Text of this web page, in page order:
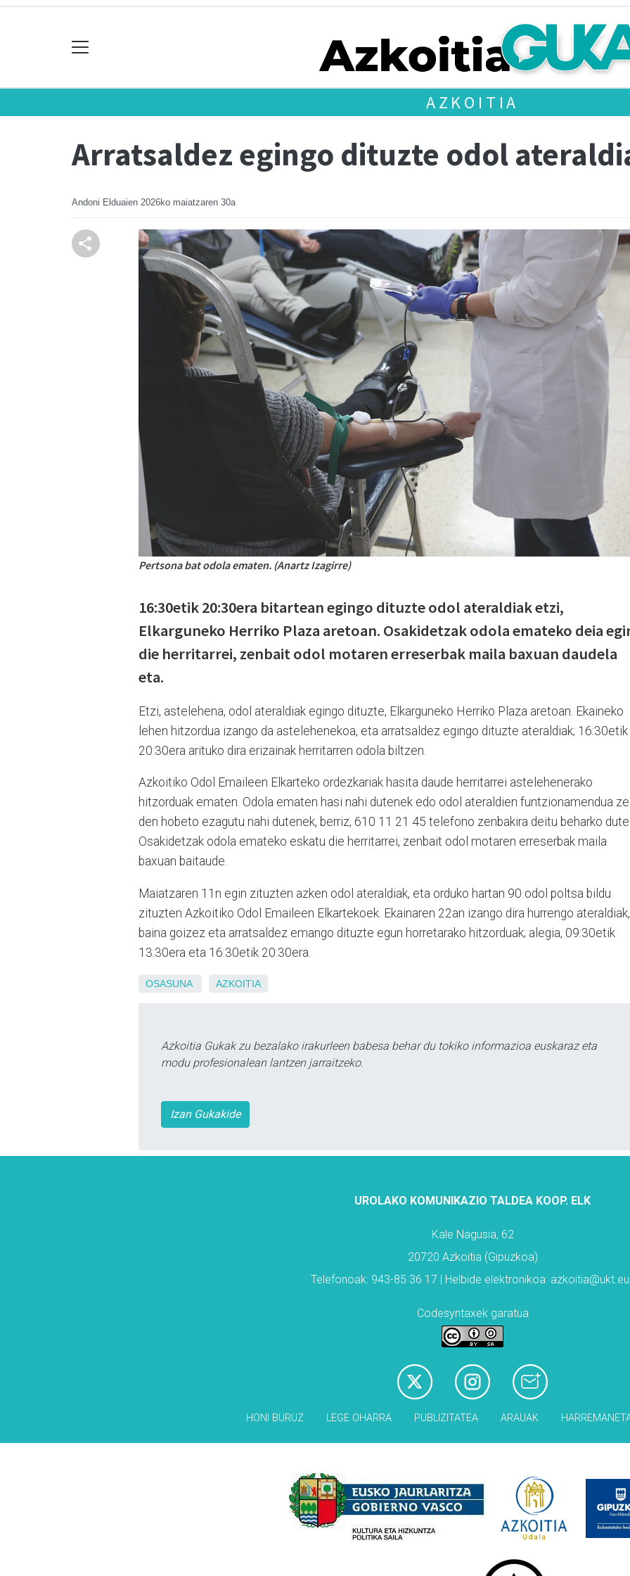
AZKOITIA
Arratsaldez egingo dituzte odol
Andoni Elduaien 2026ko maiatzaren 30a
Pertsona bat odola ematen. (Anartz Izagirre)
16:30etik 20:30era bitartean egingo dituzte odol ateraldiak etzi,
Elkarguneko Herriko Plaza aretoan. Osakidetzak odola emateko deia
die herritarrei, zenbait odol motaren erreserbak maila baxuan daudela
eta.
Etzi, astelehena, odol ateraldiak egingo dituzte, Elkarguneko Herriko Plaza aretoan. Ekaineko
lehen hitzordua izango da astelehenekoa, eta arratsaldez egingo dituzte ateraldiak; 16:30etik
20:30era arituko dira erizainak herritarren odola biltzen.
Azkoitiko Odol Emaileen Elkarteko ordezkariak hasita daude herritarrei astelehenerako
hitzorduak ematen. Odola ematen hasi nahi dutenek edo odol ateraldien funtzionamendua
den hobeto ezagutu nahi dutenek, berriz, 610 11 21 45 telefono zenbakira deitu beharko dute.
Osakidetzak odola emateko eskatu die herritarrei, zenbait odol motaren erreserbak maila
baxuan baitaude.
Maiatzaren 11n egin zituzten azken odol ateraldiak, eta orduko hartan 90 odol poltsa bildu
zituzten Azkoitiko Odol Emaileen Elkartekoek. Ekainaren 22an izango dira hurrengo ateraldiak,
baina goizez eta arratsaldez emango dituzte egun horretarako hitzorduak; alegia, 09:30etik
13:30era eta 16:30etik 20:30era.
OSASUNA AZKOITIA
Azkoitia Gukak zu bezalako irakurleen babesa behar du tokiko informazioa euskaraz eta
modu profesionalean lantzen jarraitzeko.
Izan Gukakide
UROLAKO KOMUNIKAZIO TALDEA KOOP. ELK
Kale Nagusia, 62
20720 Azkoitia (Gipuzkoa)
Telefonoak: 943-85 36 17 | Helbide elektronikoa:
Codesyntaxek garatua
HONI BURUZ LEGE OHARRA PUBLIZITATEA ARAUAK